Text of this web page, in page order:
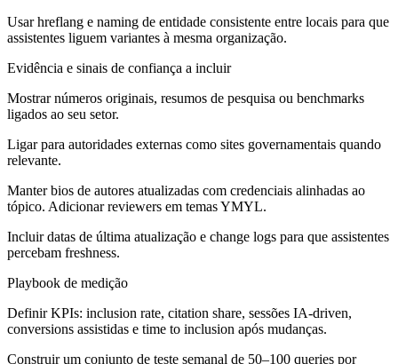
Usar hreflang e naming de entidade consistente entre locais para que
assistentes liguem variantes à mesma organização.
Evidência e sinais de confiança a incluir
Mostrar números originais, resumos de pesquisa ou benchmarks
ligados ao seu setor.
Ligar para autoridades externas como sites governamentais quando
relevante.
Manter bios de autores atualizadas com credenciais alinhadas ao
tópico. Adicionar reviewers em temas YMYL.
Incluir datas de última atualização e change logs para que assistentes
percebam freshness.
Playbook de medição
Definir KPIs: inclusion rate, citation share, sessões IA-driven,
conversions assistidas e time to inclusion após mudanças.
Construir um conjunto de teste semanal de 50–100 queries por